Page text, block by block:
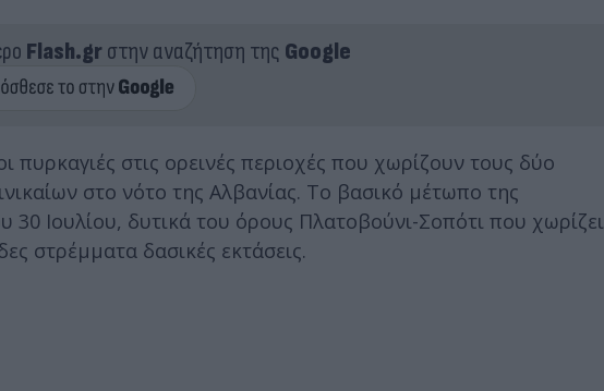
Flash.grστην αναζήτηση της Google
πυρκαγιές στις ορεινές περιοχές που χωρίζουν τους δύο
στο νότο της Αλβανίας. Το βασικό μέτωπο της
Ιουλίου, δυτικά του όρους Πλατοβούνι-Σοπότι που χωρίζει
στρέμματα δασικές εκτάσεις.